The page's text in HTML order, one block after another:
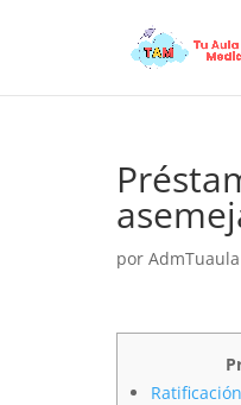
por AdmTuaula